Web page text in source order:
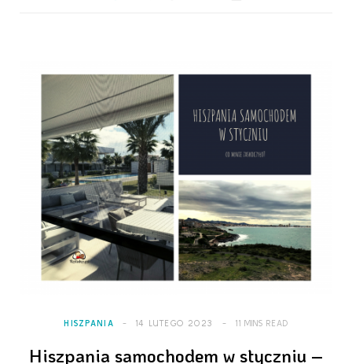
HISZPANIA 14 LUTEGO 2023 11 MINS READ
Hiszpania samochodem w styczniu –